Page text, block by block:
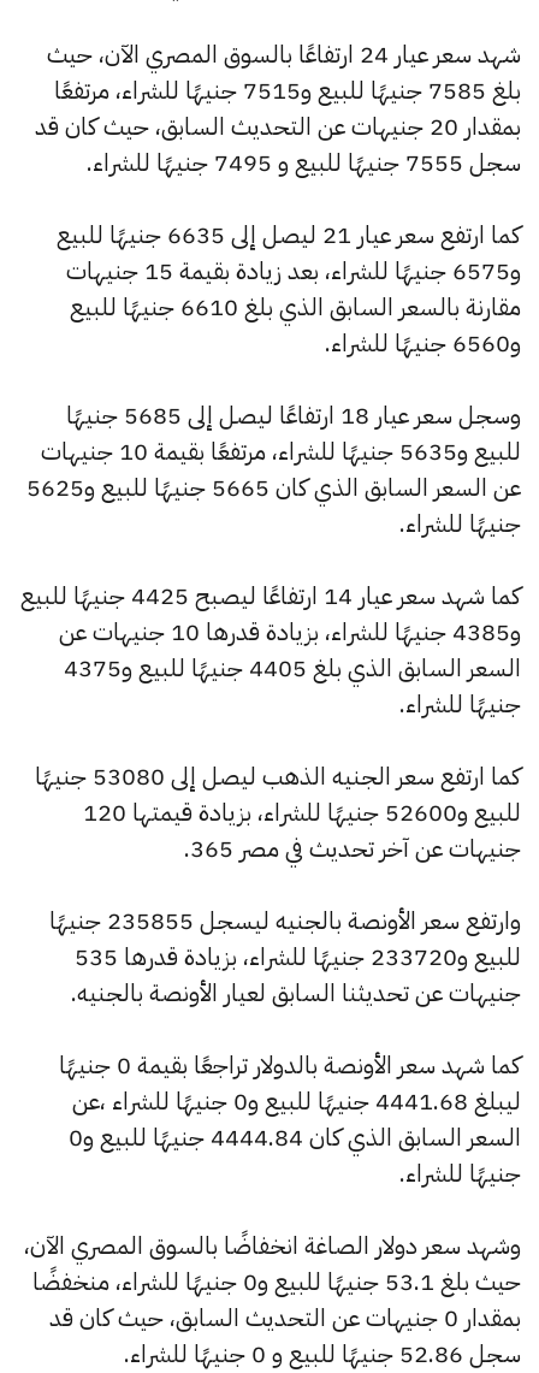
شهد سعر عيار 24 ارتفاعًا بالسوق المصري الآن، حيث
بلغ 7585 جنيهًا للبيع و7515 جنيهًا للشراء، مرتفعًا
بمقدار 20 جنيهات عن التحديث السابق، حيث كان قد
سجل 7555 جنيهًا للبيع و 7495 جنيهًا للشراء.
كما ارتفع سعر عيار 21 ليصل إلى 6635 جنيهًا للبيع
و6575 جنيهًا للشراء، بعد زيادة بقيمة 15 جنيهات
مقارنة بالسعر السابق الذي بلغ 6610 جنيهًا للبيع
و6560 جنيهًا للشراء.
وسجل سعر عيار 18 ارتفاعًا ليصل إلى 5685 جنيهًا
للبيع و5635 جنيهًا للشراء، مرتفعًا بقيمة 10 جنيهات
عن السعر السابق الذي كان 5665 جنيهًا للبيع و5625
جنيهًا للشراء.
كما شهد سعر عيار 14 ارتفاعًا ليصبح 4425 جنيهًا للبيع
و4385 جنيهًا للشراء، بزيادة قدرها 10 جنيهات عن
السعر السابق الذي بلغ 4405 جنيهًا للبيع و4375
جنيهًا للشراء.
كما ارتفع سعر الجنيه الذهب ليصل إلى 53080 جنيهًا
للبيع و52600 جنيهًا للشراء، بزيادة قيمتها 120
جنيهات عن آخر تحديث في مصر 365.
وارتفع سعر الأونصة بالجنيه ليسجل 235855 جنيهًا
للبيع و233720 جنيهًا للشراء، بزيادة قدرها 535
جنيهات عن تحديثنا السابق لعيار الأونصة بالجنيه.
كما شهد سعر الأونصة بالدولار تراجعًا بقيمة 0 جنيهًا
ليبلغ 4441.68 جنيهًا للبيع و0 جنيهًا للشراء ،عن
السعر السابق الذي كان 4444.84 جنيهًا للبيع و0
جنيهًا للشراء.
وشهد سعر دولار الصاغة انخفاضًا بالسوق المصري الآن،
حيث بلغ 53.1 جنيهًا للبيع و0 جنيهًا للشراء، منخفضًا
بمقدار 0 جنيهات عن التحديث السابق، حيث كان قد
سجل 52.86 جنيهًا للبيع و 0 جنيهًا للشراء.